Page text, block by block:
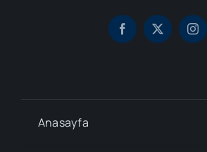
Anasayfa